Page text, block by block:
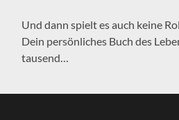
Und dann spielt es auch keine
Dein persönliches Buch des
tausend…